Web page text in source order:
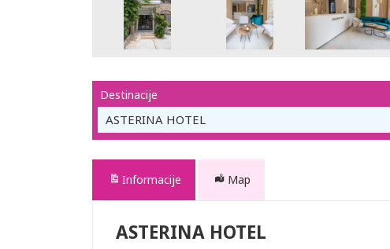
Destinacije
ASTERINA HOTEL
Informacije Map
ASTERINA HOTEL